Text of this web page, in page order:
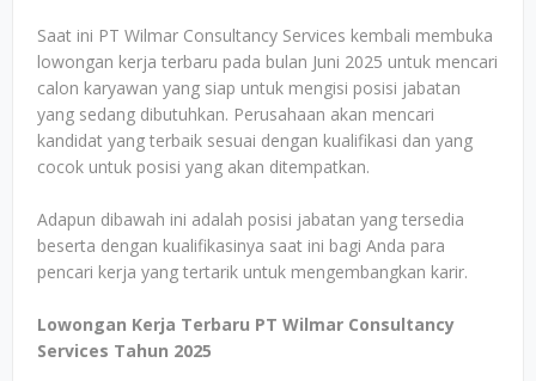
Saat ini PT Wilmar Consultancy Services kembali membuka
lowongan kerja terbaru pada bulan Juni 2025 untuk mencari
calon karyawan yang siap untuk mengisi posisi jabatan
yang sedang dibutuhkan. Perusahaan akan mencari
kandidat yang terbaik sesuai dengan kualifikasi dan yang
cocok untuk posisi yang akan ditempatkan.
Adapun dibawah ini adalah posisi jabatan yang tersedia
beserta dengan kualifikasinya saat ini bagi Anda para
pencari kerja yang tertarik untuk mengembangkan karir.
Lowongan Kerja Terbaru PT Wilmar Consultancy
Services Tahun 2025